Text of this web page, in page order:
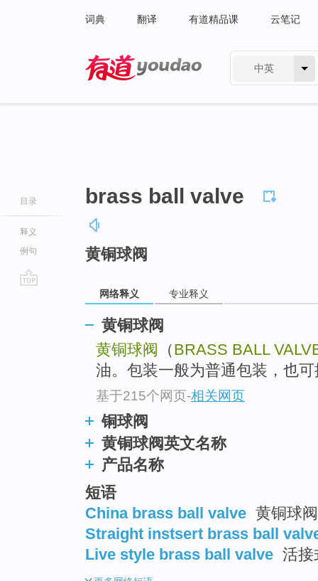
词典 翻译 有道精品课 云笔记
中英
目录
释义
例句
brass ball valve
黄铜球阀
网络释义 专业释义
黄铜球阀
黄铜球阀
（BRASS BALL
油。包装一般为普通包装，也
基于215个网页-相关网页
铜球阀
黄铜球阀英文名称
产品名称
短语
China brass ball valve 黄铜球阀
Straight instsert brass ball
Live style brass ball valve 活接